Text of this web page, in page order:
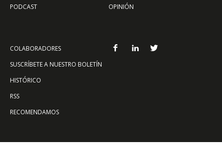
PODCAST
OPINIÓN
COLABORADORES
SUSCRÍBETE A NUESTRO BOLETÍN
HISTÓRICO
RSS
RECOMENDAMOS